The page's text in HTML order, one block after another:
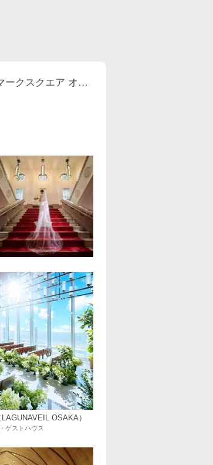
THE LANDMARK SQUARE OSAKA （ザ ランドマークスクエア オオサカ）
OSAKA）
ゲストハウス